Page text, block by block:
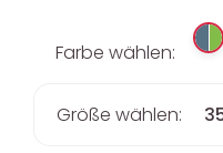
Farbe wählen:
Größe wählen: